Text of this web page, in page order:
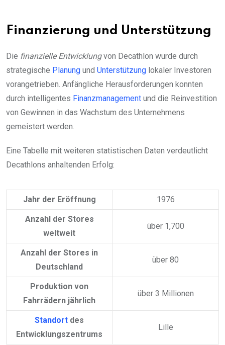
Finanzierung und Unterstützung
Die finanzielle Entwicklungvon Decathlon wurde durch
strategische Planung und Unterstützung lokaler Investoren
vorangetrieben. Anfängliche Herausforderungen konnten
durch intelligentes Finanzmanagement und die Reinvestition
von Gewinnen in das Wachstum des Unternehmens
gemeistert werden.
Eine Tabelle mit weiteren statistischen Daten verdeutlicht
Decathlons anhaltenden Erfolg:
Jahr der Eröffnung 1976
Anzahl der Stores
weltweit
über 1,700
Anzahl der Stores in
Deutschland
über 80
Produktion von
Fahrrädern jährlich
über 3 Millionen
Standort des
Entwicklungszentrums
Lille